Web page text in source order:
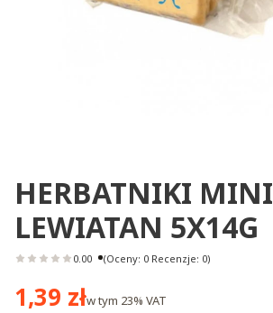
HERBATNIKI MINI
LEWIATAN 5X14G
0.00 (Oceny: 0 Recenzje: 0)
Cena
1,39 złw tym 23% VAT